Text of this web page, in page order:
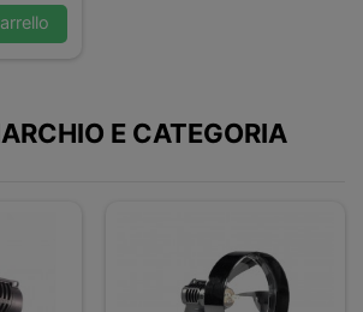
E CATEGORIA